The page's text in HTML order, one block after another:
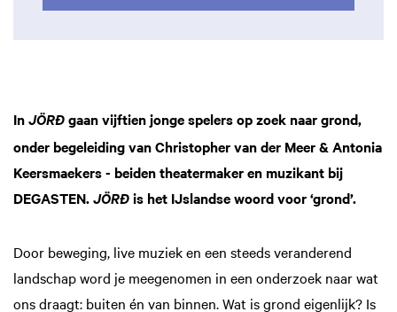
In JÖRĐ gaan vijftien jonge spelers op zoek naar grond,
onder begeleiding van Christopher van der Meer & Antonia
Keersmaekers - beiden theatermaker en muzikant bij
DEGASTEN. JÖRĐ is het IJslandse woord voor ‘grond’.
Door beweging, live muziek en een steeds veranderend
landschap word je meegenomen in een onderzoek naar wat
ons draagt: buiten én van binnen. Wat is grond eigenlijk? Is